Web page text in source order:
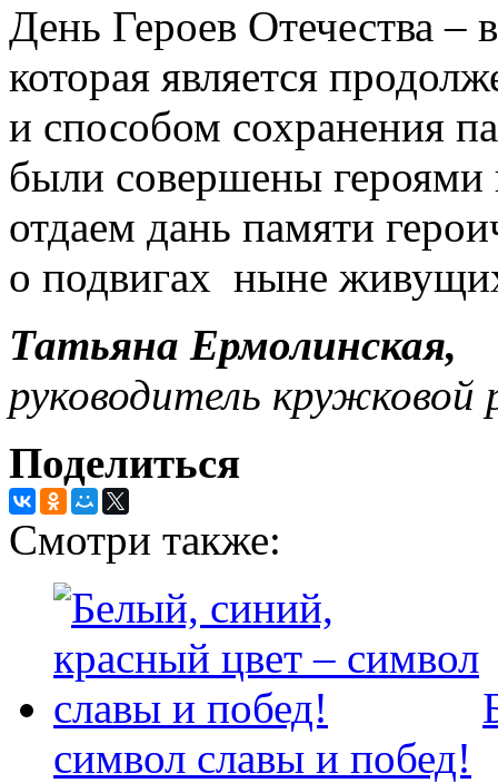
День Героев Отечества –
которая является
и способом сохранения
были совершены
отдаем дань памяти
о подвигах ныне
Татьяна Ермолинская,
руководитель
Поделиться
Смотри также:
символ славы и побед!